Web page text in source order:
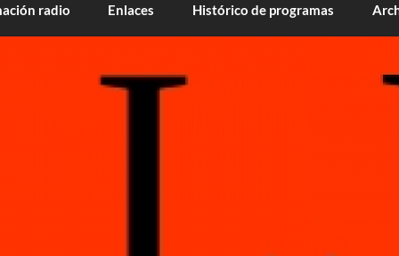
radio Enlaces Histórico de programas